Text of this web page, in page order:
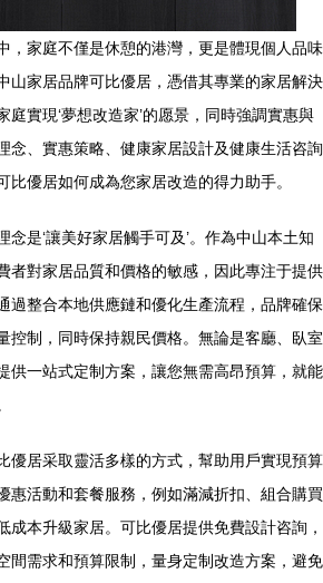
家庭不僅是休憩的港灣，更是體現個人品味
中山家居品牌可比優居，憑借其專業的家居解決
庭實現‘夢想改造家’的愿景，同時強調實惠與
、實惠策略、健康家居設計及健康生活咨詢
可比優居如何成為您家居改造的得力助手。
是‘讓美好家居觸手可及’。作為中山本土知
者對家居品質和價格的敏感，因此專注于提供
過整合本地供應鏈和優化生產流程，品牌確保
制，同時保持親民價格。無論是客廳、臥室
一站式定制方案，讓您無需高昂預算，就能
優居采取靈活多樣的方式，幫助用戶實現預算
惠活動和套餐服務，例如滿減折扣、組合購買
成本升級家居。可比優居提供免費設計咨詢，
求和預算限制，量身定制改造方案，避免